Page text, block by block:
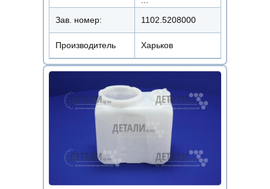
Зав. номер: 1102.5208000
Производитель Харьков